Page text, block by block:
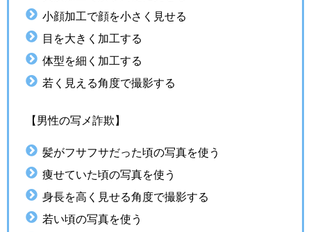
小顔加工で顔を小さく見せる
目を大きく加工する
体型を細く加工する
若く見える角度で撮影する
【男性の写メ詐欺】
髪がフサフサだった頃の写真を使う
痩せていた頃の写真を使う
身長を高く見せる角度で撮影する
若い頃の写真を使う